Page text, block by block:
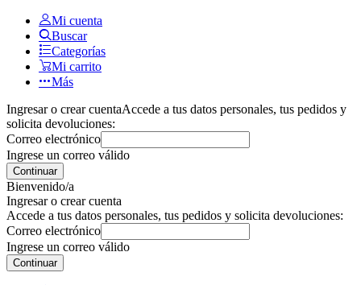
Mi cuenta
Buscar
Categorías
Mi carrito
Más
Ingresar o crear cuentaAccede a tus datos personales, tus pedidos y
solicita devoluciones:
Correo electrónico
Ingrese un correo válido
Continuar
Bienvenido/a
Ingresar o crear cuenta
Accede a tus datos personales, tus pedidos y solicita devoluciones:
Correo electrónico
Ingrese un correo válido
Continuar